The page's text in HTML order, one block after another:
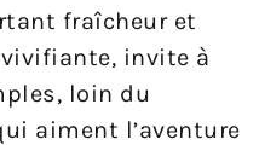
fraîcheur et
vivifiante, invite à
loin du
aiment l’aventure